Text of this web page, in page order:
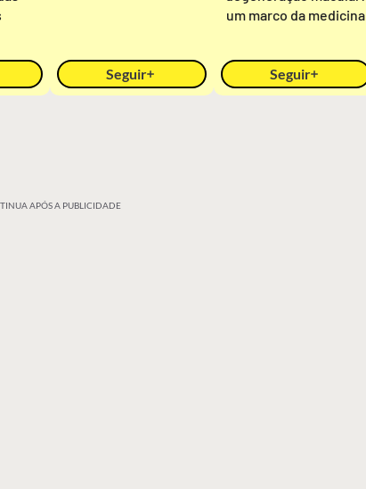
Seguir
um marco da medicina
Seguir
APÓS A PUBLICIDADE